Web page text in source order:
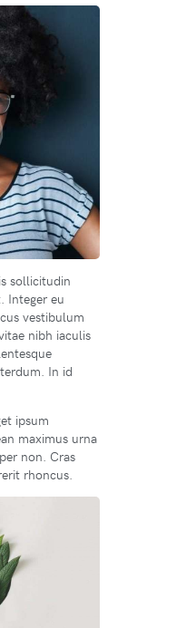
sollicitudin
Integer eu
vestibulum
nibh iaculis
In id
ipsum
maximus urna
non. Cras
rhoncus.